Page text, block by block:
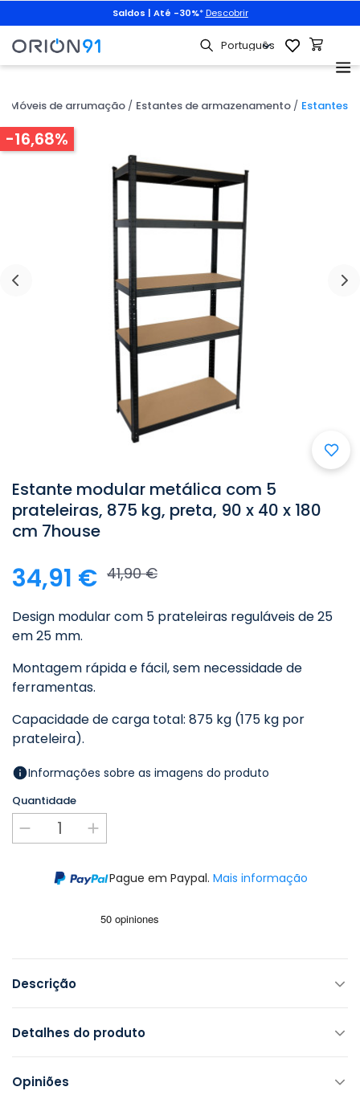
Saldos | Até -30%* Descobrir
Móveis de arrumação Estantes de armazenamento Estantes
-16,68%

Estante modular metálica com 5
prateleiras, 875 kg, preta, 90 x 40 x 180
cm 7house
41,90 €
34,91 €
Design modular com 5 prateleiras reguláveis de 25
em 25 mm.
Montagem rápida e fácil, sem necessidade de
ferramentas.
Capacidade de carga total: 875 kg (175 kg por
prateleira).
Informações sobre as imagens do produto
Quantidade
Pague em Paypal. Mais informação
Descrição
Detalhes do produto
Opiniões